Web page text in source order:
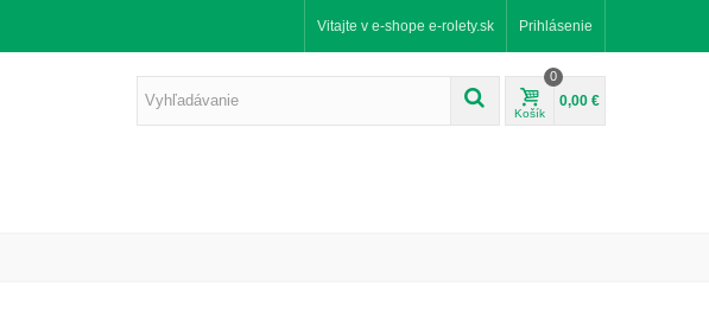
Vitajte v e-shope e-rolety.sk Prihlásenie
Košík
0
0,00 €